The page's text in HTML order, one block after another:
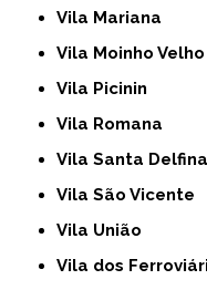
Vila Mariana
Vila Moinho Velho
Vila Picinin
Vila Romana
Vila Santa Delfina
Vila São Vicente
Vila União
Vila dos